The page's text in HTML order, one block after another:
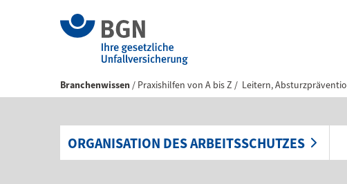
ORGANISATION DES ARBEITSSCHUTZES
Branchenwissen Praxishilfen von A bis Z Leitern,